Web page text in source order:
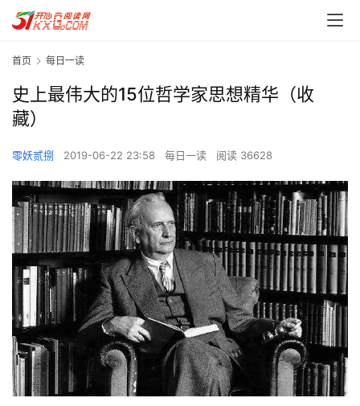
首页 每日一读
史上最伟大的15位哲学家思想精华（收
藏）
零妖贰捌 2019-06-22 23:58 每日一读 阅读 36628